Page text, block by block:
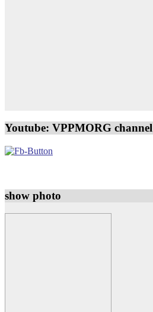
Youtube: VPPMORG channel
show photo